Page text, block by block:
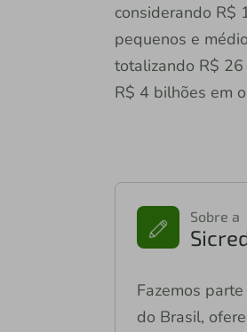
considerando R$
pequenos e
totalizando R$
R$ 4 bilhões em
Sobre a
Fazemos
do Brasil,